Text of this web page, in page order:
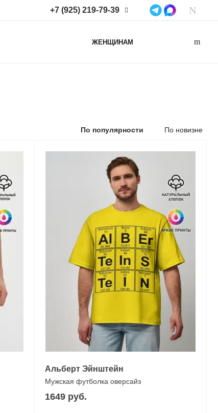
+7 (925) 219-79-39
Нижегородская область,
ЖЕНЩИНАМ
По популярности По новизне
Альберт Эйнштейн
Мужская футболка оверсайз
1649 руб.